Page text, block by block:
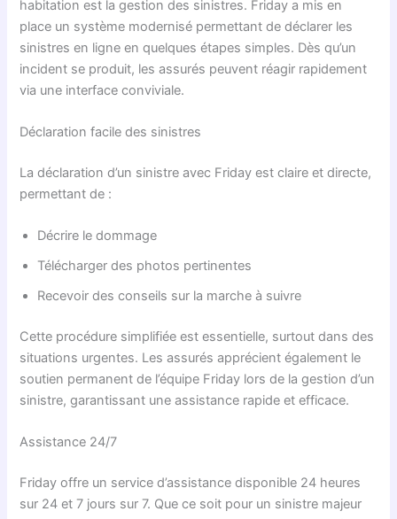
habitation est la gestion des sinistres. Friday a mis en
place un système modernisé permettant de déclarer les
sinistres en ligne en quelques étapes simples. Dès qu’un
incident se produit, les assurés peuvent réagir rapidement
via une interface conviviale.
Déclaration facile des sinistres
La déclaration d’un sinistre avec Friday est claire et directe,
permettant de :
Décrire le dommage
Télécharger des photos pertinentes
Recevoir des conseils sur la marche à suivre
Cette procédure simplifiée est essentielle, surtout dans des
situations urgentes. Les assurés apprécient également le
soutien permanent de l’équipe Friday lors de la gestion d’un
sinistre, garantissant une assistance rapide et efficace.
Assistance 24/7
Friday offre un service d’assistance disponible 24 heures
sur 24 et 7 jours sur 7. Que ce soit pour un sinistre majeur